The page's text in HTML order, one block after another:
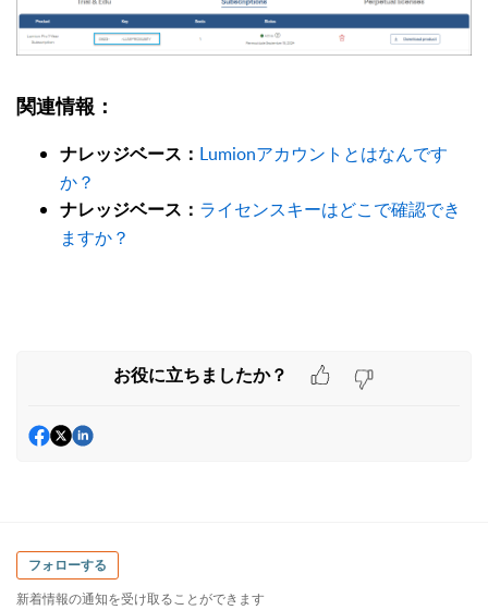
関連情報：
ナレッジベース： Lumionアカウントとはなんです
か？
ナレッジベース： ライセンスキーはどこで確認でき
ますか？
お役に立ちましたか？
フォローする
新着情報の通知を受け取ることができます